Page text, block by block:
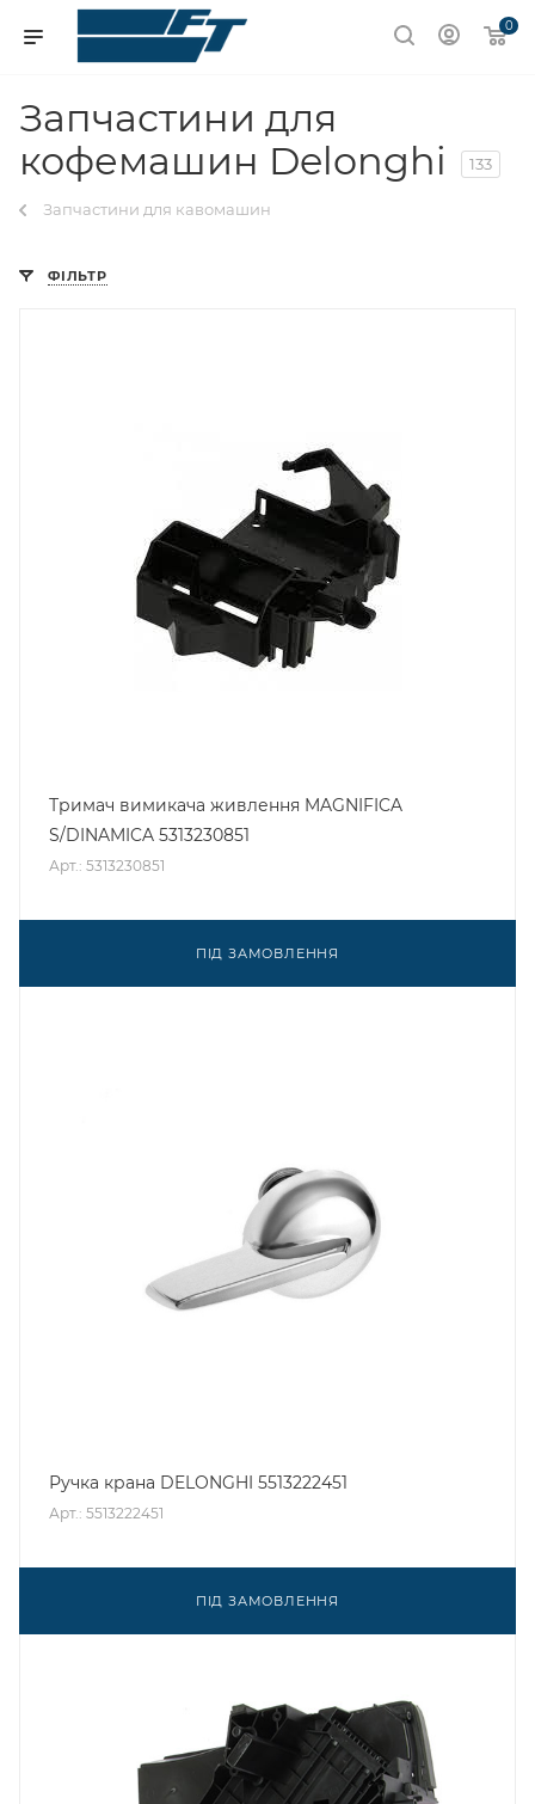
0
Запчастини для
кофемашин Delonghi
133
Запчастини для кавомашин
ФІЛЬТР
Тримач вимикача живлення MAGNIFICA
S/DINAMICA 5313230851
Арт.: 5313230851
ПІД ЗАМОВЛЕННЯ
Ручка крана DELONGHI 5513222451
Арт.: 5513222451
ПІД ЗАМОВЛЕННЯ